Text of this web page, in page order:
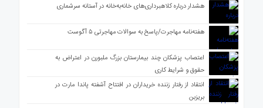
هشدار درباره کلاهبرداری‌های خانه‌به‌خانه در آستانه سرشماری
هفته‌نامه مهاجرت/پاسخ به سوالات مهاجرتی ۵ آگوست
اعتصاب پزشکان چند بیمارستان بزرگ ملبورن در اعتراض به
حقوق و شرایط کاری
انتقاد از رفتار زننده خریداران در افتتاح آشفته پاندا مارت در
بریزبن